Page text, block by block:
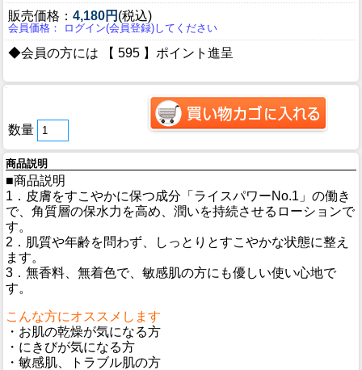
販売価格： 4,180円 (税込)
会員価格： ログイン(会員登録)してください
◆会員の方には 【 595 】ポイント進呈
数量
商品説明
■商品説明
1．皮膚をすこやかに保つ成分「ライスパワーNo.1」の働き
で、角質層の保水力を高め、潤いを持続させるローションで
す。
2．肌質や年齢を問わず、しっとりとすこやかな状態に整え
ます。
3．無香料、無着色で、敏感肌の方にも優しい使い心地で
す。
こんな方にオススメします
・お肌の乾燥が気になる方
・にきびが気になる方
・敏感肌、トラブル肌の方